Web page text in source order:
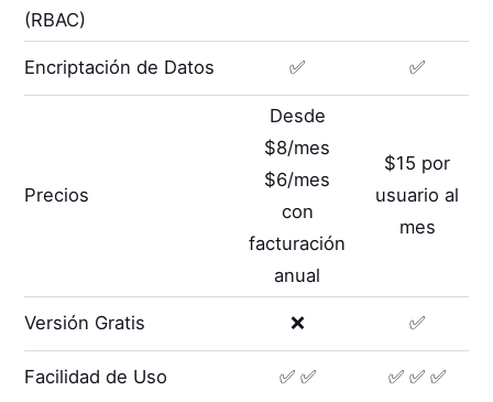
(RBAC)
Encriptación de Datos ✅ ✅
Precios
Desde
$8/mes
$6/mes
con
facturación
anual
$15 por
usuario al
mes
Versión Gratis ❌ ✅
Facilidad de Uso ✅ ✅ ✅ ✅ ✅